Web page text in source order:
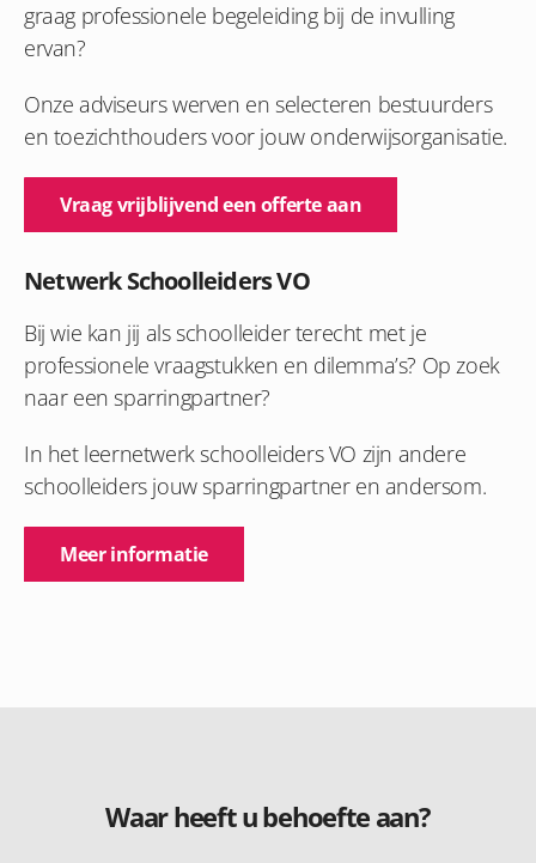
graag professionele begeleiding bij de invulling
ervan?
Onze adviseurs werven en selecteren bestuurders
en toezichthouders voor jouw onderwijsorganisatie.
Vraag vrijblijvend een offerte aan
Netwerk Schoolleiders VO
Bij wie kan jij als schoolleider terecht met je
professionele vraagstukken en dilemma’s? Op zoek
naar een sparringpartner?
In het leernetwerk schoolleiders VO zijn andere
schoolleiders jouw sparringpartner en andersom.
Meer informatie
Waar heeft u behoefte aan?